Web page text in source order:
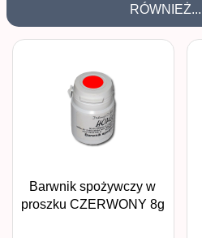
RÓWNIEŻ...
Barwnik spożywczy w
proszku CZERWONY 8g